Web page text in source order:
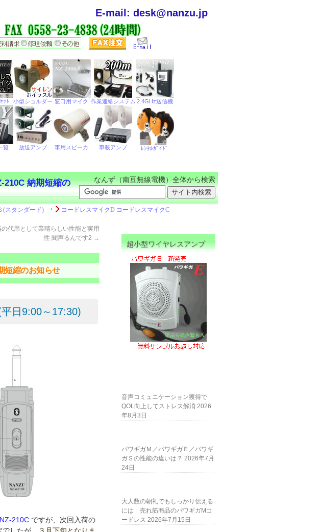
E-mail: desk@nanzu.jp
210C 納期短縮の
なんず（南豆無線電機）全体から検索
代用として業晴らしい性能と実用
性 聞声るんです2 →
短縮のお知らせ
日9:00～17:30)
NZ-210C ですが、次回入荷の
超小型ワイヤレスアンプ
音声コミュニケーション獲得で
QOL向上してストレス解消 2026
年8月3日
パワギガＭ／パワギガＥ／パワギ
ガＳの性能の違いは？ 2026年7月
24日
大人数の朝礼でもしっかり伝える
には 売れ筋商品のパワギガMコ
ードレス 2026年7月15日